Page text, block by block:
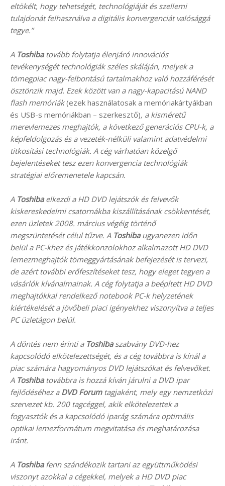
eltökélt, hogy tehetségét, technológiáját és szellemi
tulajdonát felhasználva a digitális konvergenciát valósággá
tegye.”
A Toshibatovább folytatja élenjáró innovációs
tevékenységét technológiák széles skáláján, melyek a
tömegpiac nagy-felbontású tartalmakhoz való hozzáférését
ösztönzik majd. Ezek között van a nagy-kapacitású NAND
flash memóriák(ezek használatosak a memóriakártyákban
és USB-s memóriákban – szerkesztő), a kisméretű
merevlemezes meghajtók, a következő generációs CPU-k, a
képfeldolgozás és a vezeték-nélküli valamint adatvédelmi
titkosítási technológiák. A cég várhatóan közelgő
bejelentéseket tesz ezen konvergencia technológiák
stratégiai előremenetele kapcsán.
A Toshibaelkezdi a HD DVD lejátszók és felvevők
kiskereskedelmi csatornákba kiszállításának csökkentését,
ezen üzletek 2008. március végéig történő
megszüntetését célul tűzve. A Toshibaugyanezen időn
belül a PC-khez és játékkonzolokhoz alkalmazott HD DVD
lemezmeghajtók tömeggyártásának befejezését is tervezi,
de azért további erőfeszítéseket tesz, hogy eleget tegyen a
vásárlók kívánalmainak. A cég folytatja a beépített HD DVD
meghajtókkal rendelkező notebook PC-k helyzetének
kiértékelését a jövőbeli piaci igényekhez viszonyítva a teljes
PC üzletágon belül.
A döntés nem érinti a Toshibaszabvány DVD-hez
kapcsolódó elkötelezettségét, és a cég továbbra is kínál a
piac számára hagyományos DVD lejátszókat és felvevőket.
A Toshibatovábbra is hozzá kíván járulni a DVD ipar
fejlődéséhez a DVD Forumtagjaként, mely egy nemzetközi
szervezet kb. 200 tagcéggel, akik elkötelezettek a
fogyasztók és a kapcsolódó iparág számára optimális
optikai lemezformátum megvitatása és meghatározása
iránt.
A Toshibafenn szándékozik tartani az együttműködési
viszonyt azokkal a cégekkel, melyek a HD DVD piac